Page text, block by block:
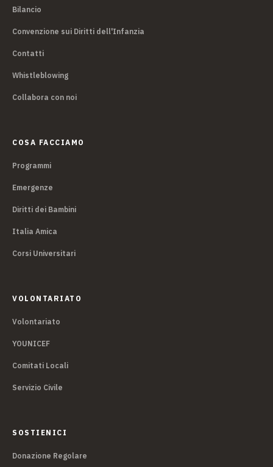
Bilancio
Convenzione sui Diritti dell'Infanzia
Contatti
Whistleblowing
Collabora con noi
COSA FACCIAMO
Programmi
Emergenze
Diritti dei Bambini
Italia Amica
Corsi Universitari
VOLONTARIATO
Volontariato
YOUNICEF
Comitati Locali
Servizio Civile
SOSTIENICI
Donazione Regolare